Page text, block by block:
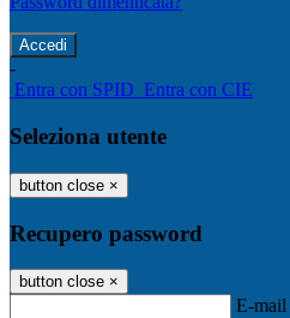
-
Entra con SPID Entra con CIE
Seleziona utente
button close ×
Recupero password
button close ×
E-mail